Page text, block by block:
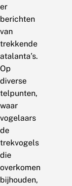
er
berichten
van
trekkende
atalanta’s.
Op
diverse
telpunten,
waar
vogelaars
de
trekvogels
die
overkomen
bijhouden,